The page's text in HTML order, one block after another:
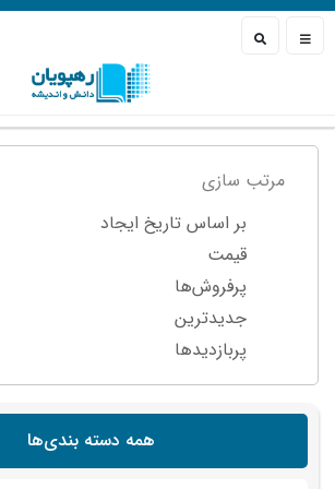
مرتب سازی
بر اساس تاریخ ایجاد
قیمت
پرفروش‌ها
جدیدترین
پربازدید‌ها
همه دسته بندی‌ها